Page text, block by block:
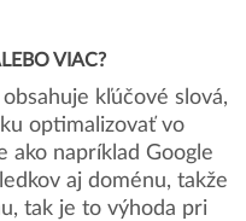
VIAC?
kľúčové slová,
optimalizovať vo
ako napríklad Google
aj doménu, takže
tak je to výhoda pri